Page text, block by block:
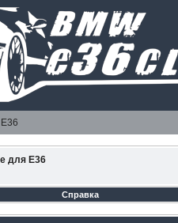
для Е36
Справка